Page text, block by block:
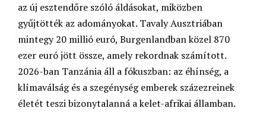
az új esztendőre szóló áldásokat, miközben
gyűjtötték az adományokat. Tavaly Ausztriában
mintegy 20 millió euró, Burgenlandban közel 870
ezer euró jött össze, amely rekordnak számított.
2026-ban Tanzánia áll a fókuszban: az éhínség, a
klímaválság és a szegénység emberek százezreinek
életét teszi bizonytalanná a kelet-afrikai államban.